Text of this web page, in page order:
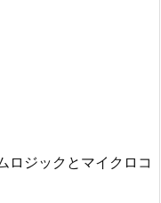
ロジックとマイクロコ